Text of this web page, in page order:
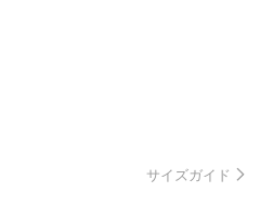
サイズガイド